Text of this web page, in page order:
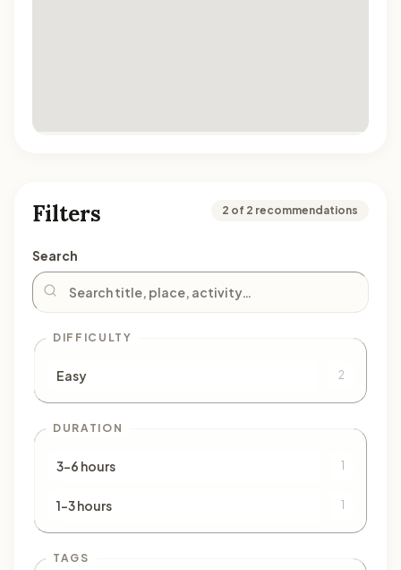
Filters 2 of 2 recommendations
Search
DIFFICULTY
Easy 2
DURATION
3–6 hours 1
1–3 hours 1
TAGS